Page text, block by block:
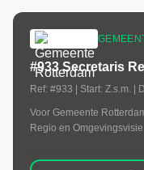
#933 Secretaris
Ref: #933 | Start: Z.s.m. |
Voor Gemeente
Regio en Omgevingsvisie